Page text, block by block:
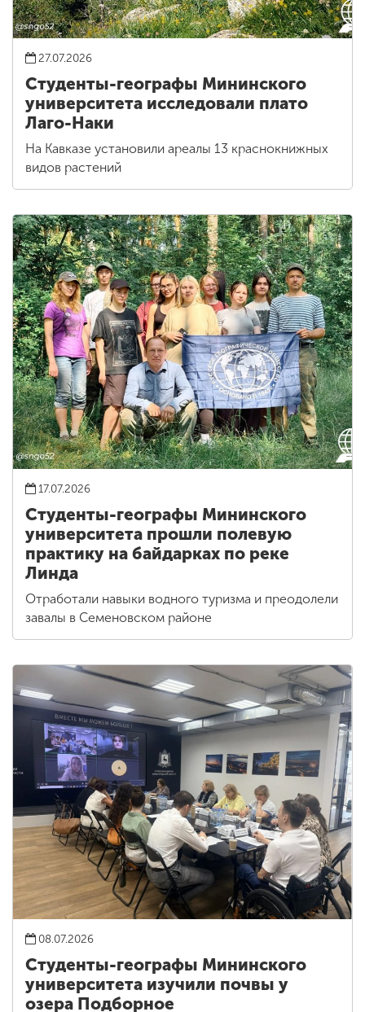
27.07.2026
Студенты-географы Мининского
университета исследовали плато
Лаго-Наки
На Кавказе установили ареалы 13 краснокнижных
видов растений
17.07.2026
Студенты-географы Мининского
университета прошли полевую
практику на байдарках по реке
Линда
Отработали навыки водного туризма и преодолели
завалы в Семеновском районе
08.07.2026
Студенты-географы Мининского
университета изучили почвы у
озера Подборное